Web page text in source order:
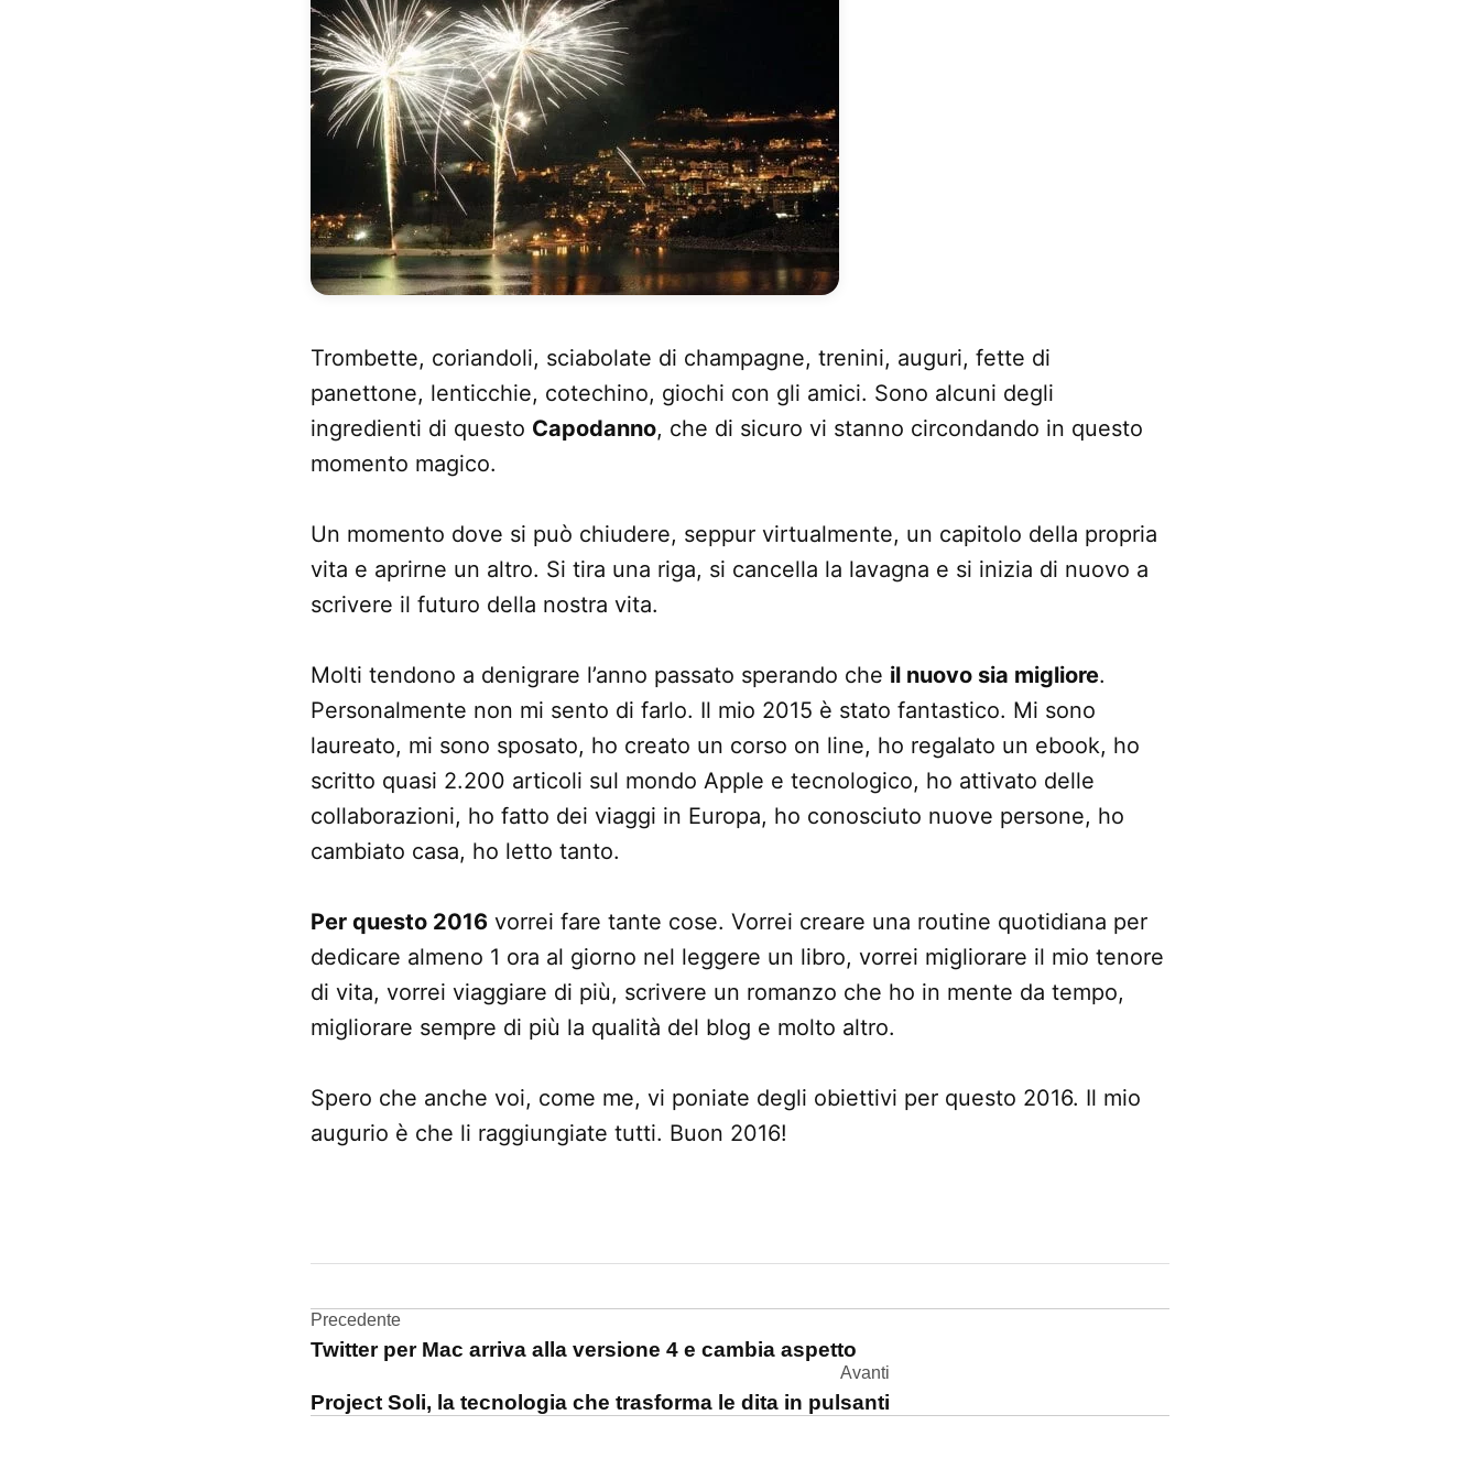
Trombette, coriandoli, sciabolate di champagne, trenini, auguri, fette di
panettone, lenticchie, cotechino, giochi con gli amici. Sono alcuni degli
ingredienti di questo Capodanno, che di sicuro vi stanno circondando in questo
momento magico.
Un momento dove si può chiudere, seppur virtualmente, un capitolo della propria
vita e aprirne un altro. Si tira una riga, si cancella la lavagna e si inizia di nuovo a
scrivere il futuro della nostra vita.
Molti tendono a denigrare l’anno passato sperando che il nuovo sia migliore.
Personalmente non mi sento di farlo. Il mio 2015 è stato fantastico. Mi sono
laureato, mi sono sposato, ho creato un corso on line, ho regalato un ebook, ho
scritto quasi 2.200 articoli sul mondo Apple e tecnologico, ho attivato delle
collaborazioni, ho fatto dei viaggi in Europa, ho conosciuto nuove persone, ho
cambiato casa, ho letto tanto.
Per questo 2016 vorrei fare tante cose. Vorrei creare una routine quotidiana per
dedicare almeno 1 ora al giorno nel leggere un libro, vorrei migliorare il mio tenore
di vita, vorrei viaggiare di più, scrivere un romanzo che ho in mente da tempo,
migliorare sempre di più la qualità del blog e molto altro.
Spero che anche voi, come me, vi poniate degli obiettivi per questo 2016. Il mio
augurio è che li raggiungiate tutti. Buon 2016!
Navigazione
Precedente
Twitter per Mac arriva alla versione 4 e cambia aspetto
Avanti
Project Soli, la tecnologia che trasforma le dita in pulsanti